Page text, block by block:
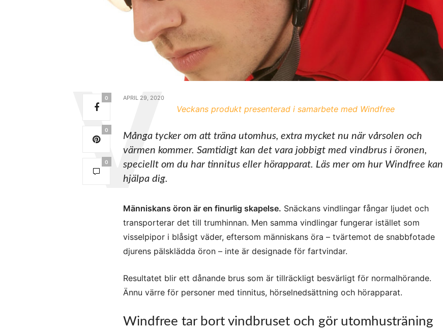
0
0
0
APRIL 29, 2020
Veckans produkt presenterad i samarbete med Windfree
Många tycker om att träna utomhus, extra mycket nu när vårsolen och
värmen kommer. Samtidigt kan det vara jobbigt med vindbrus i öronen,
speciellt om du har tinnitus eller hörapparat. Läs mer om hur Windfree kan
hjälpa dig.
Människans öron är en finurlig skapelse. Snäckans vindlingar fångar ljudet och
transporterar det till trumhinnan. Men samma vindlingar fungerar istället som
visselpipor i blåsigt väder, eftersom människans öra – tvärtemot de snabbfotade
djurens pälsklädda öron – inte är designade för fartvindar.
Resultatet blir ett dånande brus som är tillräckligt besvärligt för normalhörande.
Ännu värre för personer med tinnitus, hörselnedsättning och hörapparat.
Windfree tar bort vindbruset och gör utomhusträning